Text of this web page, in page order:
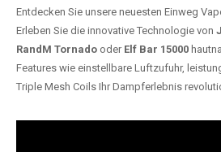
Entdecken Sie unsere neuesten Einweg
Erleben Sie die innovative Technologie von
RandM Tornado oder Elf Bar 15000
Features wie einstellbare Luftzufuhr,
Triple Mesh Coils Ihr Dampferlebnis